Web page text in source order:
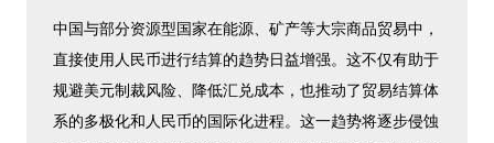
中国与部分资源型国家在能源、矿产等大宗商品贸易中，
直接使用人民币进行结算的趋势日益增强。这不仅有助于
规避美元制裁风险、降低汇兑成本，也推动了贸易结算体
系的多极化和人民币的国际化进程。这一趋势将逐步侵蚀